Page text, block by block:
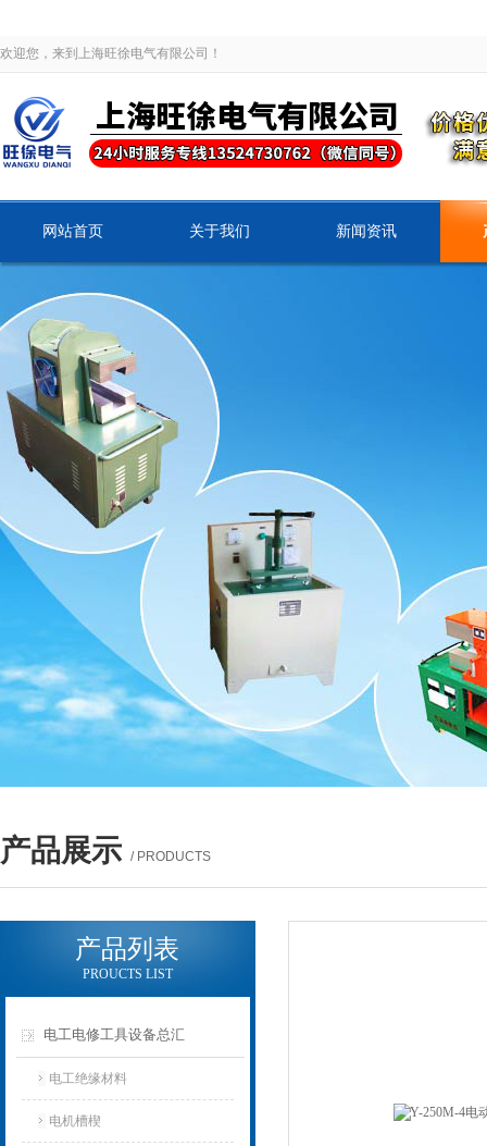
欢迎您，来到上海旺徐电气有限公司！
网站首页 关于我们 新闻资讯
产品展示 / PRODUCTS
产品列表
PROUCTS LIST
电工电修工具设备总汇
电工绝缘材料
电机槽楔